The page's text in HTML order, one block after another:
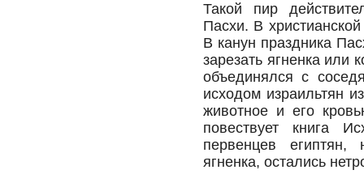
Такой пир
Пасхи. В
В канун праздника
зарезать ягненка или
объединялся с
исходом израильтян
животное и его
повествует книга
первенцев
ягненка, остались